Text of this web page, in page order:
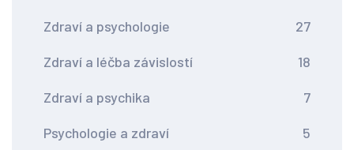
Zdraví a psychologie 27
Zdraví a léčba závislostí 18
Zdraví a psychika 7
Psychologie a zdraví 5